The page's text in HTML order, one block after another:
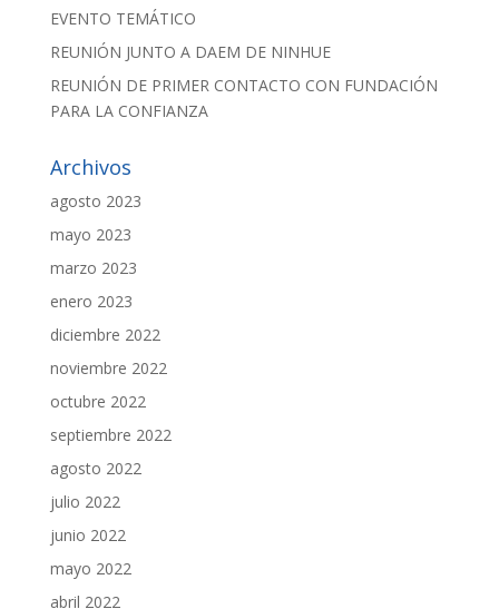
EVENTO TEMÁTICO
REUNIÓN JUNTO A DAEM DE NINHUE
REUNIÓN DE PRIMER CONTACTO CON FUNDACIÓN
PARA LA CONFIANZA
Archivos
agosto 2023
mayo 2023
marzo 2023
enero 2023
diciembre 2022
noviembre 2022
octubre 2022
septiembre 2022
agosto 2022
julio 2022
junio 2022
mayo 2022
abril 2022